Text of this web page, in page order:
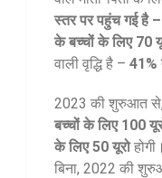
स्तर पर पहुंच गई है
के बच्चों के लिए 70
वाली वृद्धि है –
2023 की शुरुआत से,
बच्चों के लिए 100
के लिए 50 यूरो
बिना, 2022 की